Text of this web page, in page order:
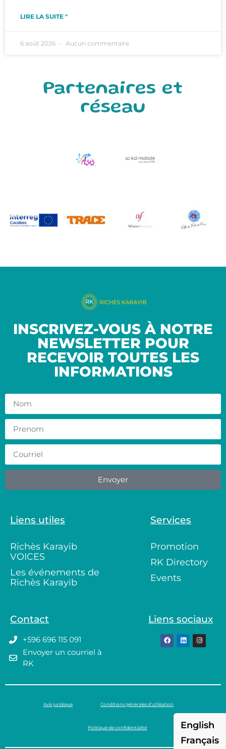
LIRE LA SUITE "
6 août 2026 Aucun commentaire
Partenaires et
réseau
INSCRIVEZ-VOUS À NOTRE
NEWSLETTER POUR
RECEVOIR TOUTES LES
INFORMATIONS
Envoyer
Liens utiles
Richès Karayib
VOICES
Les événements de
Richès Karayib
Services
Promotion
RK Directory
Events
Contact
+596 696 115 091
Envoyer un courriel à
RK
Liens sociaux
Avis juridique Conditions générales d’utilisation
Politique de confidentialité
English
Français